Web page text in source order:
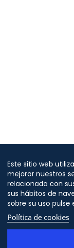
Este sitio web
mejorar nuestros
relacionada con
sus hábitos de
sobre su uso pulse
Política de cookies